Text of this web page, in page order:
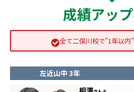
成績アッ
全て二俣川校で"1年以内
左近山中 3年